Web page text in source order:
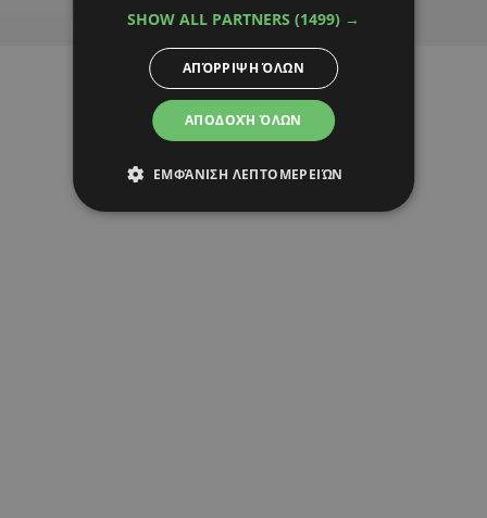
SHOW ALL PARTNERS (1499) →
ΑΠΟΔΟΧΉ ΌΛΩΝ
ΑΠΌΡΡΙΨΗ ΌΛΩΝ
ΕΜΦΆΝΙΣΗ ΛΕΠΤΟΜΕΡΕΙΏΝ